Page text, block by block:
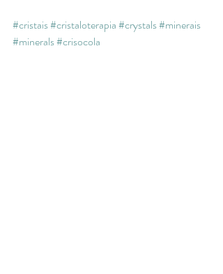
#cristais#cristaloterapia#crystals#minerais
#minerals#crisocola